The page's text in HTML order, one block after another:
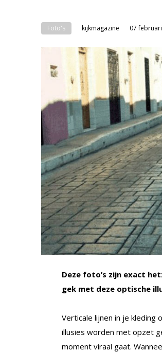
Foto's kijkmagazine 07
Deze foto’s zijn exact
gek met deze optische
Verticale lijnen in je
illusies worden met opzet
moment viraal gaat.